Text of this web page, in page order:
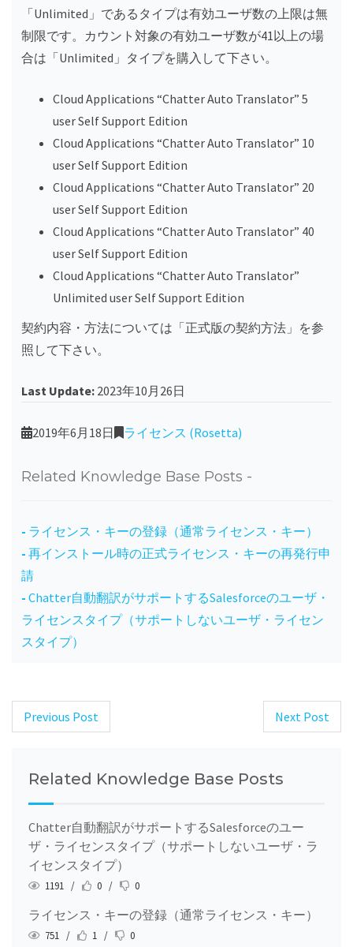
「Unlimited」であるタイプは有効ユーザ数の上限は無
制限です。カウント対象の有効ユーザ数が41以上の場
合は「Unlimited」タイプを購入して下さい。
Cloud Applications “Chatter Auto Translator” 5
user Self Support Edition
Cloud Applications “Chatter Auto Translator” 10
user Self Support Edition
Cloud Applications “Chatter Auto Translator” 20
user Self Support Edition
Cloud Applications “Chatter Auto Translator” 40
user Self Support Edition
Cloud Applications “Chatter Auto Translator”
Unlimited user Self Support Edition
契約内容・方法については「正式版の契約方法」を参
照して下さい。
Last Update: 2023年10月26日
2019年6月18日 ライセンス (Rosetta)
Related Knowledge Base Posts -
ライセンス・キーの登録（通常ライセンス・キー）
再インストール時の正式ライセンス・キーの再発行申
請
Chatter自動翻訳がサポートするSalesforceのユーザ・
ライセンスタイプ（サポートしないユーザ・ライセン
スタイプ）
Post
Previous Post Next Post
Related Knowledge Base Posts
Chatter自動翻訳がサポートするSalesforceのユー
ザ・ライセンスタイプ（サポートしないユーザ・ラ
イセンスタイプ）
1191 / 0 / 0
ライセンス・キーの登録（通常ライセンス・キー）
751 / 1 / 0